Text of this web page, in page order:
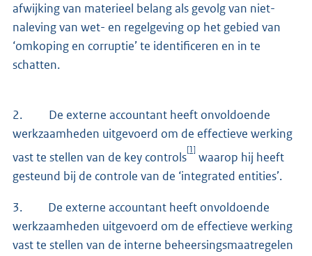
afwijking van materieel belang als gevolg van niet-
naleving van wet- en regelgeving op het gebied van
‘omkoping en corruptie’ te identificeren en in te
schatten.
2. De externe accountant heeft onvoldoende
werkzaamheden uitgevoerd om de effectieve werking
vast te stellen van de key controls
[1]
waarop hij heeft
gesteund bij de controle van de ‘integrated entities’.
3. De externe accountant heeft onvoldoende
werkzaamheden uitgevoerd om de effectieve werking
vast te stellen van de interne beheersingsmaatregelen